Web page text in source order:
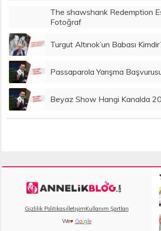
The shawshank Redemption
Fotoğraf
Turgut Altınok’un Babası
Passaparola Yarışma
Beyaz Show Hangi Kanalda
Gizlilik PolitikasıİletişimKullanım Şartları
We♥ Goog e